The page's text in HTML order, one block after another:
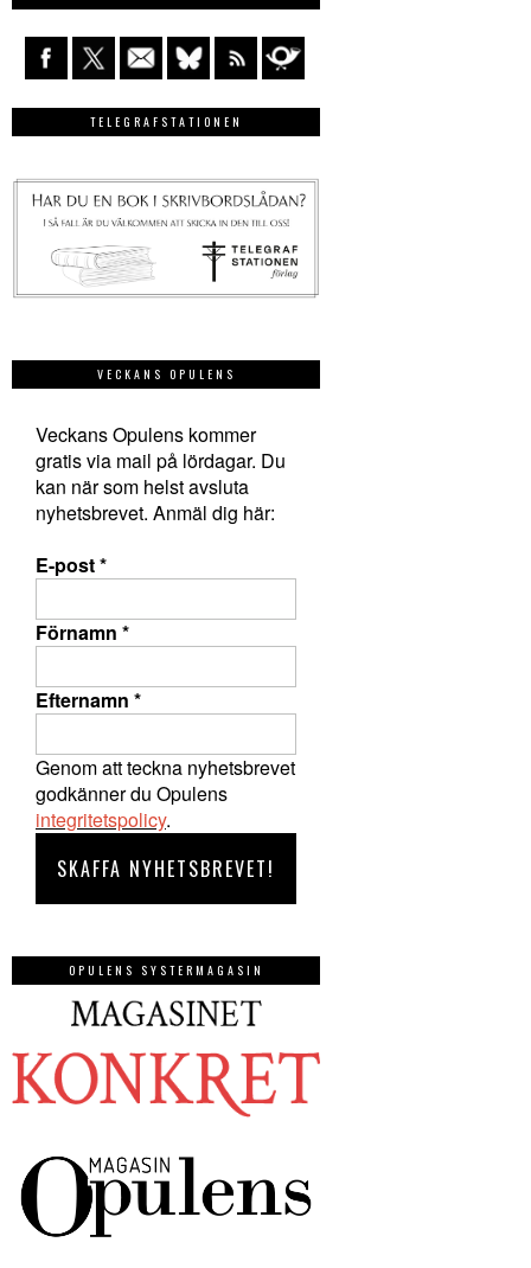
TELEGRAFSTATIONEN
VECKANS OPULENS
Veckans Opulens kommer
gratis via mail på lördagar. Du
kan när som helst avsluta
nyhetsbrevet. Anmäl dig här:
E-post*
Förnamn *
Efternamn *
Genom att teckna nyhetsbrevet
godkänner du Opulens
integritetspolicy.
OPULENS SYSTERMAGASIN